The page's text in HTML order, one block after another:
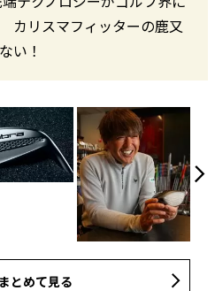
リスマフィッターの鹿又
い！
とめて見る